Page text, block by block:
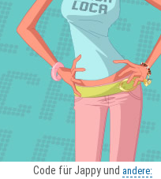
Code für Jappy und andere: